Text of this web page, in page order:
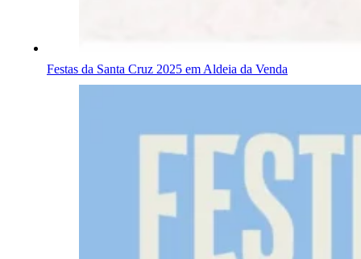
Festas da Santa Cruz 2025 em Aldeia da Venda